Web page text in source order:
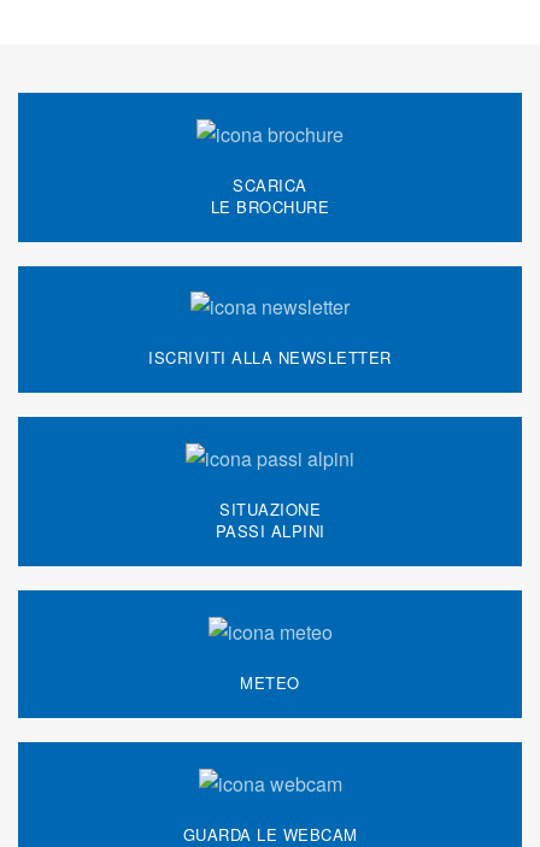
SCARICA
LE BROCHURE
ISCRIVITI ALLA NEWSLETTER
SITUAZIONE
PASSI ALPINI
METEO
GUARDA LE WEBCAM